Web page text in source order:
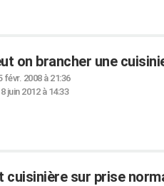
on brancher une
févr. 2008 à 21:36
juin 2012 à 14:33
cuisinière sur prise